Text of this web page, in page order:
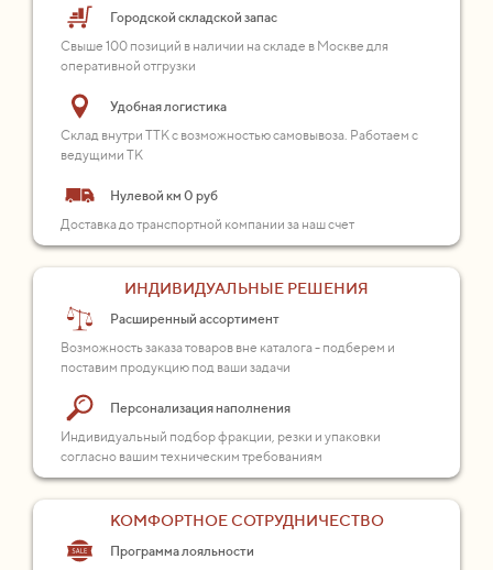
Городской складской запас
Свыше 100 позиций в наличии на складе в Москве для
оперативной отгрузки
Удобная логистика
Склад внутри ТТК с возможностью самовывоза. Работаем с
ведущими ТК
Нулевой км 0 руб
Доставка до транспортной компании за наш счет
ИНДИВИДУАЛЬНЫЕ РЕШЕНИЯ
Расширенный ассортимент
Возможность заказа товаров вне каталога - подберем и
поставим продукцию под ваши задачи
Персонализация наполнения
Индивидуальный подбор фракции, резки и упаковки
согласно вашим техническим требованиям
КОМФОРТНОЕ СОТРУДНИЧЕСТВО
Программа лояльности